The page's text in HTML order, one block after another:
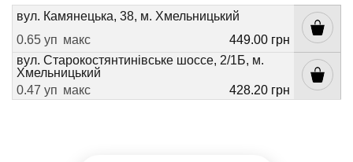
вул. Камянецька, 38, м. Хмельницький
0.65 уп макс
449.00 грн
вул. Старокостянтинівське шоссе, 2/1Б, м.
Хмельницький
0.47 уп макс 428.20 грн